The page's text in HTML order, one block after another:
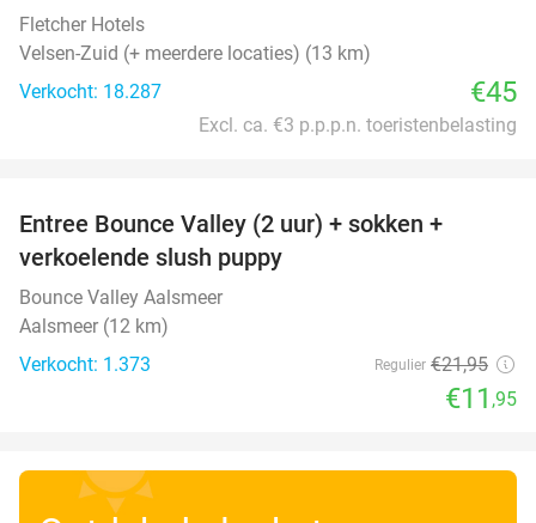
Fletcher Hotels
Velsen-Zuid (+ meerdere locaties) (13 km)
Verkocht: 18.287
€45
Excl. ca. €3 p.p.p.n. toeristenbelasting
Entree Bounce Valley (2 uur) + sokken +
verkoelende slush puppy
Bounce Valley Aalsmeer
Aalsmeer (12 km)
Verkocht: 1.373
Regulier €21,95
€11 ,95